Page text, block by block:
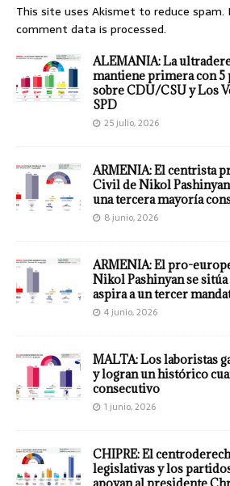
This site uses Akismet to reduce spam.
comment data is processed.
ALEMANIA: La
mantiene primera con 5
sobre CDU/CSU y Los
SPD
25 julio, 2026
ARMENIA: El centrista
Civil de Nikol Pashinyan
una tercera mayoría
8 junio, 2026
ARMENIA: El pro-
Nikol Pashinyan se
aspira a un tercer
4 junio, 2026
MALTA: Los laboristas
y logran un histórico
consecutivo
1 junio, 2026
CHIPRE: El
legislativas y los